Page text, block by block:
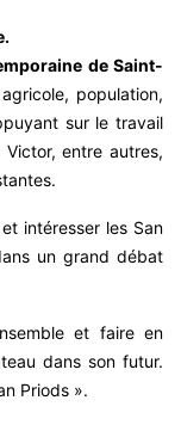
de Saint-
population,
sur le travail
entre autres,
intéresser les San
un grand débat
et faire en
dans son futur.
Priods ».